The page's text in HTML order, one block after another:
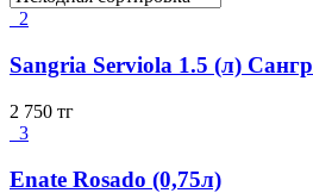
2
Sangria Serviola 1.5 (л)
2 750 тг
3
Enate Rosado (0,75л)